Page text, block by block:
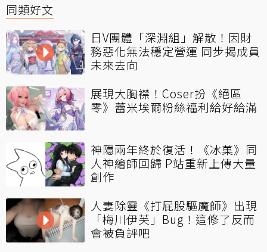
同類好文
日V團體「深淵組」解散！因財
務惡化無法穩定營運 同步揭成員
未來去向
展現大胸襟！Coser扮《絕區
零》蕾米埃爾粉絲福利給好給滿
神隱兩年終於復活！《冰菓》同
人神繪師回歸 P站重新上傳大量
創作
人妻除靈《打屁股驅魔師》出現
「梅川伊芙」Bug！這修了反而
會被負評吧